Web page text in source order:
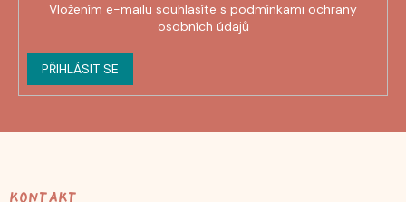
Vložením e-mailu souhlasíte s podmínkami ochrany
osobních údajů
PŘIHLÁSIT SE
Kontakt